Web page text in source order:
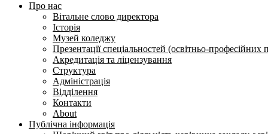
Про нас
Вітальне слово директора
Історія
Музей коледжу
Презентації спеціальностей (освітньо-професійних
Акредитація та ліцензування
Структура
Адміністрація
Відділення
Контакти
About
Публічна інформація